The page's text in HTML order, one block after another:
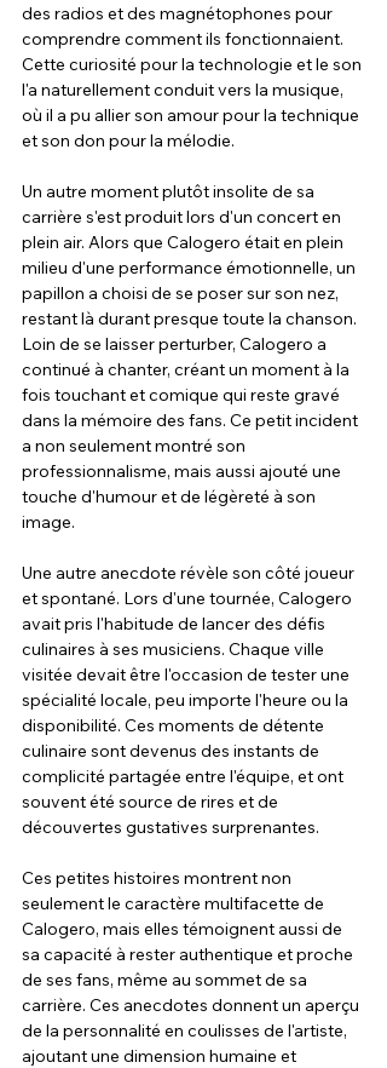
des radios et des magnétophones pour
comprendre comment ils fonctionnaient.
Cette curiosité pour la technologie et le son
l'a naturellement conduit vers la musique,
où il a pu allier son amour pour la technique
et son don pour la mélodie.
Un autre moment plutôt insolite de sa
carrière s'est produit lors d'un concert en
plein air. Alors que Calogero était en plein
milieu d'une performance émotionnelle, un
papillon a choisi de se poser sur son nez,
restant là durant presque toute la chanson.
Loin de se laisser perturber, Calogero a
continué à chanter, créant un moment à la
fois touchant et comique qui reste gravé
dans la mémoire des fans. Ce petit incident
a non seulement montré son
professionnalisme, mais aussi ajouté une
touche d'humour et de légèreté à son
image.
Une autre anecdote révèle son côté joueur
et spontané. Lors d'une tournée, Calogero
avait pris l'habitude de lancer des défis
culinaires à ses musiciens. Chaque ville
visitée devait être l'occasion de tester une
spécialité locale, peu importe l'heure ou la
disponibilité. Ces moments de détente
culinaire sont devenus des instants de
complicité partagée entre l'équipe, et ont
souvent été source de rires et de
découvertes gustatives surprenantes.
Ces petites histoires montrent non
seulement le caractère multifacette de
Calogero, mais elles témoignent aussi de
sa capacité à rester authentique et proche
de ses fans, même au sommet de sa
carrière. Ces anecdotes donnent un aperçu
de la personnalité en coulisses de l'artiste,
ajoutant une dimension humaine et